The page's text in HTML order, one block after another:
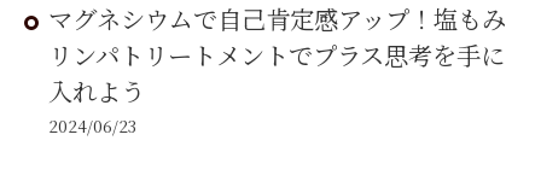
マグネシウムで自己肯定感アップ！塩もみ
リンパトリートメントでプラス思考を手に
入れよう
2024/06/23